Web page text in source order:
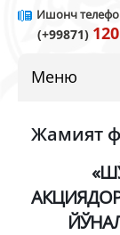
Ишонч
(+99871)
Меню
Жамият